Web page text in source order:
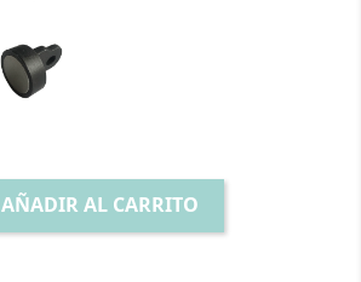
AÑADIR AL CARRITO